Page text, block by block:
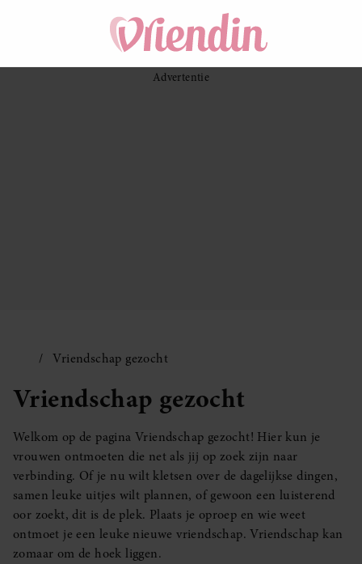
Vriendschap gezocht
Vriendschap gezocht
Welkom op de pagina Vriendschap gezocht! Hier kun je
vrouwen ontmoeten die net als jij op zoek zijn naar
verbinding. Of je nu wilt kletsen over de dagelijkse dingen,
samen leuke uitjes wilt plannen, of gewoon een luisterend
oor zoekt, dit is de plek. Plaats je oproep en wie weet
ontmoet je een leuke nieuwe vriendschap. Vriendschap kan
zomaar om de hoek liggen.